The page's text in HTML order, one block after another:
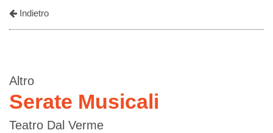
Indietro
Altro
Serate Musicali
Teatro Dal Verme